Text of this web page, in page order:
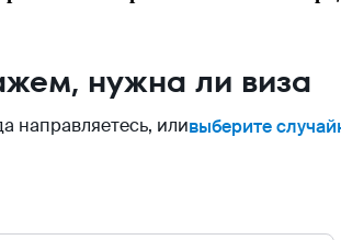
нужна ли виза
направляетесь, иливыберите